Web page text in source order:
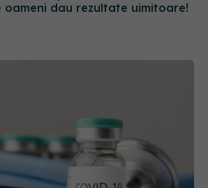
oameni dau rezultate uimitoare!